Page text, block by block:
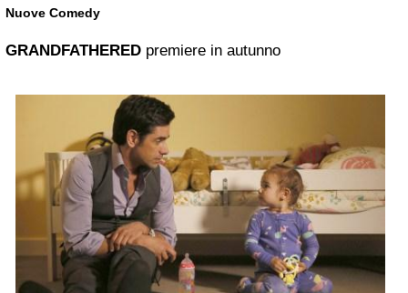
Nuove Comedy
GRANDFATHERED premiere in autunno